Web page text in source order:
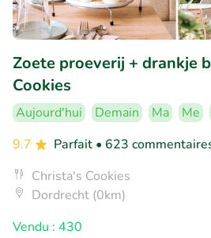
Zoete proeverij + drankje
Cookies
Aujourd'hui Demain Ma Me
9.7
Parfait • 623
Christa's Cookies
Dordrecht (0km)
Vendu : 430